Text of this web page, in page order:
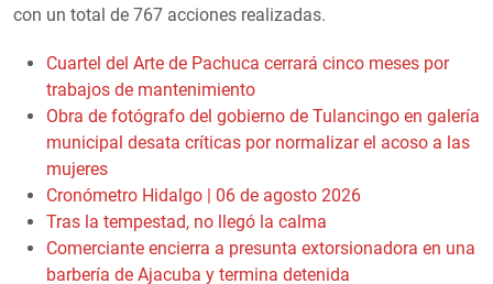
con un total de 767 acciones realizadas.
Cuartel del Arte de Pachuca cerrará cinco meses por
trabajos de mantenimiento
Obra de fotógrafo del gobierno de Tulancingo en galería
municipal desata críticas por normalizar el acoso a las
mujeres
Cronómetro Hidalgo | 06 de agosto 2026
Tras la tempestad, no llegó la calma
Comerciante encierra a presunta extorsionadora en una
barbería de Ajacuba y termina detenida